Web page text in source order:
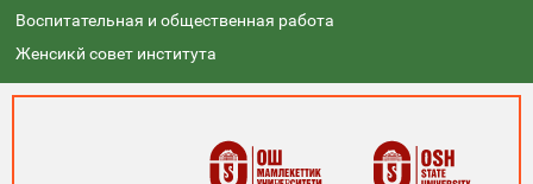
Воспитательная и общественная работа
Женсикй совет института